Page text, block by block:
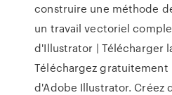
construire une méthode
un travail vectoriel
d'Illustrator | Télécharger
Téléchargez
d'Adobe Illustrator. Créez